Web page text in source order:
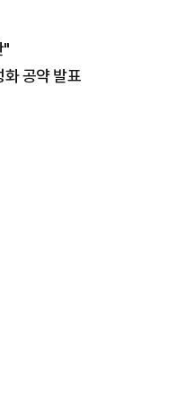
"
화 공약 발표